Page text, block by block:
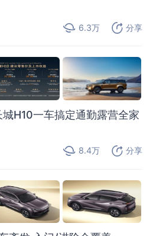
6.3万 分享
H10一车搞定通勤露营全家
8.4万 分享